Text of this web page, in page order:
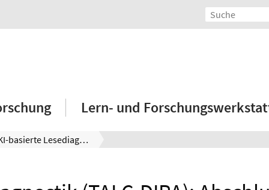
Lern- und
KI-basierte Lesediagnostik (TALC-DIRA): Abschluss der Datenerhebung